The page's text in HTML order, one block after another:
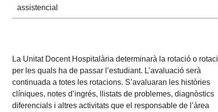
assistencial
La Unitat Docent Hospitalària determinarà la rotació o
per les quals ha de passar l’estudiant. L’avaluació serà
continuada a totes les rotacions. S’avaluaran les històries
clíniques, notes d’ingrés, llistats de problemes, diagnòstics
diferencials i altres activitats que el responsable de l’àrea